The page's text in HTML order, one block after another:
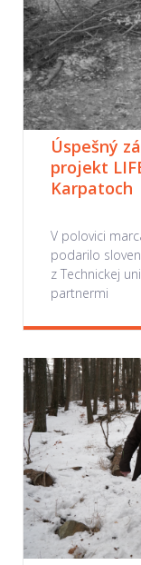
Úspešný
projekt
Karpatoch
V polovici
podarilo
z Technickej
partnermi